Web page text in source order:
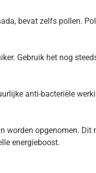
bevat zelfs pollen.
Gebruik het nog
anti-bacteriële
worden opgenomen.
energieboost.